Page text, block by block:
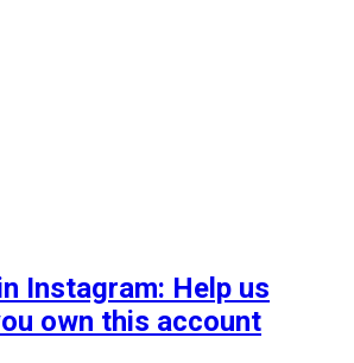
Instagram: Help us
own this account